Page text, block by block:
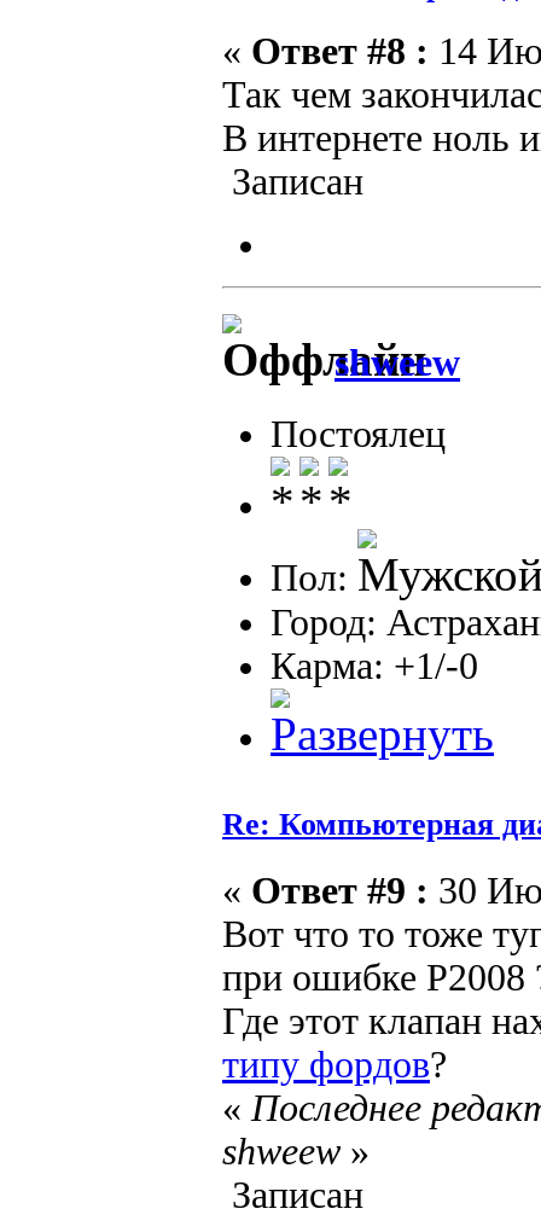
« Ответ #8 : 14
Так чем
В интернете ноль
Записан
shweew
Постоялец
Пол:
Город:
Карма: +1/-0
Re: Компьютерная
« Ответ #9 : 30
Вот что то тоже
при ошибке P2008
Где этот клапан
типу фордов?
« Последнее
shweew »
Записан